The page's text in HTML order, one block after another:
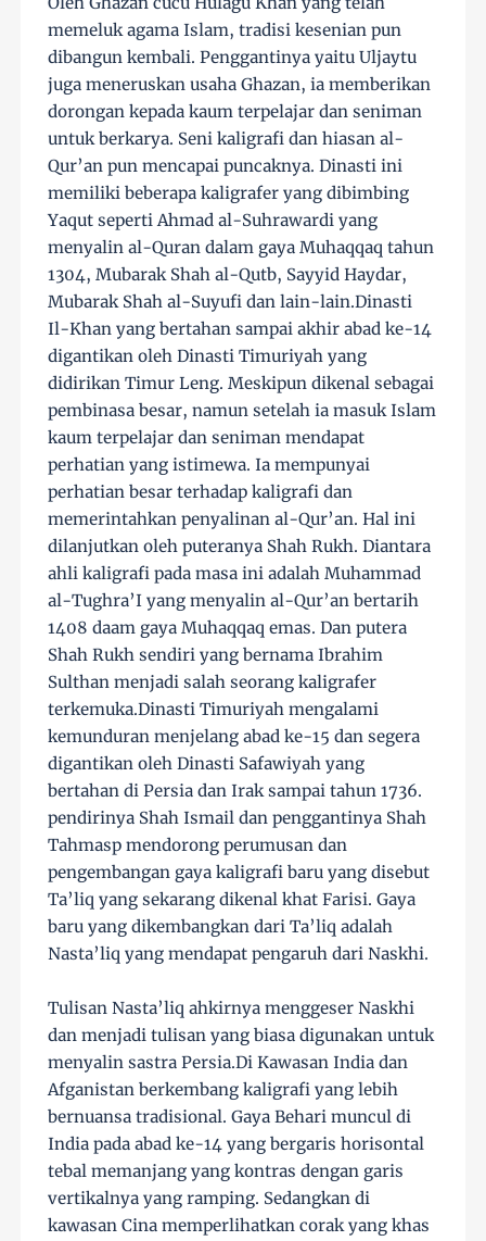
memeluk agama Islam, tradisi kesenian pun
dibangun kembali. Penggantinya yaitu Uljaytu
juga meneruskan usaha Ghazan, ia memberikan
dorongan kepada kaum terpelajar dan seniman
untuk berkarya. Seni kaligrafi dan hiasan al-
Qur’an pun mencapai puncaknya. Dinasti ini
memiliki beberapa kaligrafer yang dibimbing
Yaqut seperti Ahmad al-Suhrawardi yang
menyalin al-Quran dalam gaya Muhaqqaq tahun
1304, Mubarak Shah al-Qutb, Sayyid Haydar,
Mubarak Shah al-Suyufi dan lain-lain.Dinasti
Il-Khan yang bertahan sampai akhir abad ke-14
digantikan oleh Dinasti Timuriyah yang
didirikan Timur Leng. Meskipun dikenal sebagai
pembinasa besar, namun setelah ia masuk Islam
kaum terpelajar dan seniman mendapat
perhatian yang istimewa. Ia mempunyai
perhatian besar terhadap kaligrafi dan
memerintahkan penyalinan al-Qur’an. Hal ini
dilanjutkan oleh puteranya Shah Rukh. Diantara
ahli kaligrafi pada masa ini adalah Muhammad
al-Tughra’I yang menyalin al-Qur’an bertarih
1408 daam gaya Muhaqqaq emas. Dan putera
Shah Rukh sendiri yang bernama Ibrahim
Sulthan menjadi salah seorang kaligrafer
terkemuka.Dinasti Timuriyah mengalami
kemunduran menjelang abad ke-15 dan segera
digantikan oleh Dinasti Safawiyah yang
bertahan di Persia dan Irak sampai tahun 1736.
pendirinya Shah Ismail dan penggantinya Shah
Tahmasp mendorong perumusan dan
pengembangan gaya kaligrafi baru yang disebut
Ta’liq yang sekarang dikenal khat Farisi. Gaya
baru yang dikembangkan dari Ta’liq adalah
Nasta’liq yang mendapat pengaruh dari Naskhi.
Tulisan Nasta’liq ahkirnya menggeser Naskhi
dan menjadi tulisan yang biasa digunakan untuk
menyalin sastra Persia.Di Kawasan India dan
Afganistan berkembang kaligrafi yang lebih
bernuansa tradisional. Gaya Behari muncul di
India pada abad ke-14 yang bergaris horisontal
tebal memanjang yang kontras dengan garis
vertikalnya yang ramping. Sedangkan di
kawasan Cina memperlihatkan corak yang khas